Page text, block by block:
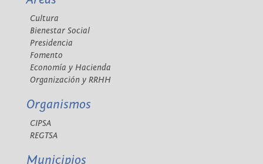
Cultura
Bienestar Social
Presidencia
Fomento
Economía y Hacienda
Organización y RRHH
Organismos
CIPSA
REGTSA
Municipios